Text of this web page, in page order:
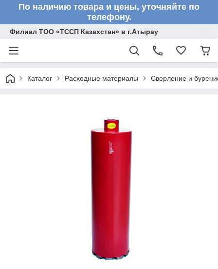
По наличию товара и цены, уточняйте по
телефону.
Филиал ТОО «ТССП Казахстан» в г.Атырау
Каталог Расходные материалы Сверление и